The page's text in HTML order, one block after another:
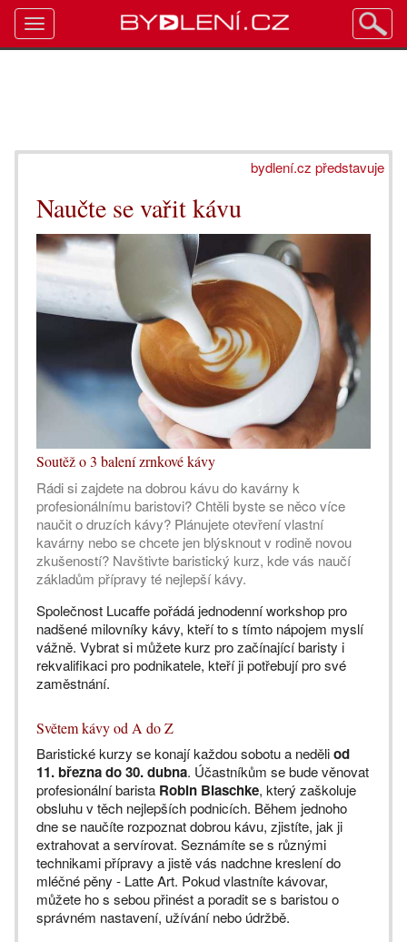
bydlení.cz představuje
Naučte se vařit kávu
Soutěž o 3 balení zrnkové kávy
Rádi si zajdete na dobrou kávu do kavárny k
profesionálnímu baristovi? Chtěli byste se něco více
naučit o druzích kávy? Plánujete otevření vlastní
kavárny nebo se chcete jen blýsknout v rodině novou
zkušeností? Navštivte baristický kurz, kde vás naučí
základům přípravy té nejlepší kávy.
Společnost Lucaffe pořádá jednodenní workshop pro
nadšené milovníky kávy, kteří to s tímto nápojem myslí
vážně. Vybrat si můžete kurz pro začínající baristy i
rekvalifikaci pro podnikatele, kteří ji potřebují pro své
zaměstnání.
Světem kávy od A do Z
Baristické kurzy se konají každou sobotu a neděliod
11. března do 30. dubna. Účastníkům se bude věnovat
profesionální barista Robin Blaschke, který zaškoluje
obsluhu v těch nejlepších podnicích. Během jednoho
dne se naučíte rozpoznat dobrou kávu, zjistíte, jak ji
extrahovat a servírovat. Seznámíte se s různými
technikami přípravy a jistě vás nadchne kreslení do
mléčné pěny - Latte Art. Pokud vlastníte kávovar,
můžete ho s sebou přinést a poradit se s baristou o
správném nastavení, užívání nebo údržbě.
Toggle
navigation